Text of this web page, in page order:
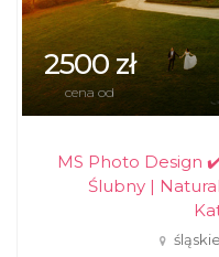
2500 zł
cena od
MS Photo Design
Ślubny |